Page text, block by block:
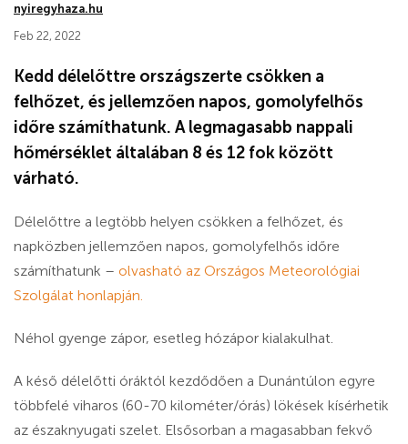
nyiregyhaza.hu
Feb 22, 2022
Kedd délelőttre országszerte csökken a
felhőzet, és jellemzően napos, gomolyfelhős
időre számíthatunk. A legmagasabb nappali
hőmérséklet általában 8 és 12 fok között
várható.
Délelőttre a legtöbb helyen csökken a felhőzet, és
napközben jellemzően napos, gomolyfelhős időre
számíthatunk – olvasható az Országos Meteorológiai
Szolgálat honlapján.
Néhol gyenge zápor, esetleg hózápor kialakulhat.
A késő délelőtti óráktól kezdődően a Dunántúlon egyre
többfelé viharos (60-70 kilométer/órás) lökések kísérhetik
az északnyugati szelet. Elsősorban a magasabban fekvő